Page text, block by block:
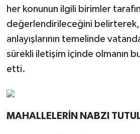
her konunun ilgili birimler
değerlendirileceğini
anlayışlarının temelinde
sürekli iletişim içinde olmanın
etti.
MAHALLELERİN NABZI